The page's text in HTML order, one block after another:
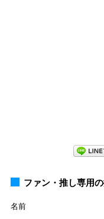
ファン・推し専用
名前